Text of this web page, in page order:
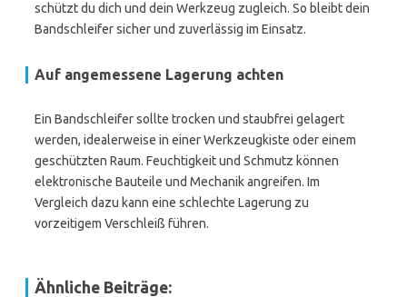
schützt du dich und dein Werkzeug zugleich. So bleibt dein
Bandschleifer sicher und zuverlässig im Einsatz.
Auf angemessene Lagerung achten
Ein Bandschleifer sollte trocken und staubfrei gelagert
werden, idealerweise in einer Werkzeugkiste oder einem
geschützten Raum. Feuchtigkeit und Schmutz können
elektronische Bauteile und Mechanik angreifen. Im
Vergleich dazu kann eine schlechte Lagerung zu
vorzeitigem Verschleiß führen.
Ähnliche Beiträge: